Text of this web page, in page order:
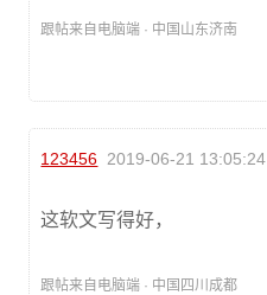
跟帖来自电脑端 · 中国山东济南
123456 2019-06-21 13:05:24
这软文写得好，
跟帖来自电脑端 · 中国四川成都